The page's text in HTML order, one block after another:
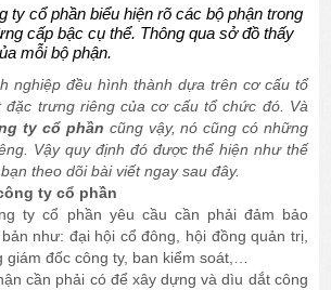
ty cổ phần biểu hiện rõ các bộ phận trong
cấp bậc cụ thể. Thông qua sở đồ thấy
mỗi bộ phận.
nghiệp đều hình thành dựa trên cơ cấu tổ
trưng riêng của cơ cấu tổ chức đó. Và
ty cổ phần cũng vậy, nó cũng có những
Vậy quy định đó được thể hiện như thế
theo dõi bài viết ngay sau đây.
ty cổ phần
ty cổ phần yêu cầu cần phải đảm bảo
như: đại hội cổ đông, hội đồng quản trị,
giám đốc công ty, ban kiểm soát,…
cần phải có để xây dựng và dìu dắt công